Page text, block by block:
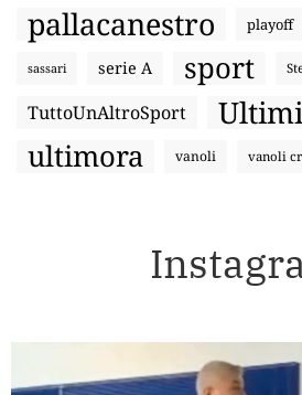
pallacanestro playoff
sassari serie A sport
TuttoUnAltroSport
ultimora vanoli vanoli